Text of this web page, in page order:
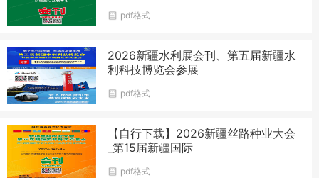
pdf格式
2026新疆水利展会刊、第五届新疆水
利科技博览会参展
pdf格式
【自行下载】2026新疆丝路种业大会
_第15届新疆国际
pdf格式